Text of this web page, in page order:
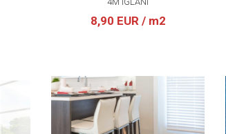
8,90 EUR / m2